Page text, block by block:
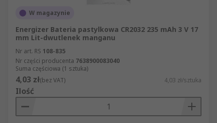
W magazynie
Energizer Bateria pastylkowa CR2032 235 mAh 3 V 17
mm Lit-dwutlenek manganu
Nr art. RS 108-835
Nr części producenta 7638900083040
Suma częściowa (1 sztuka)
4,03 zł(bez VAT) 4,03 zł/sztuka
Ilość